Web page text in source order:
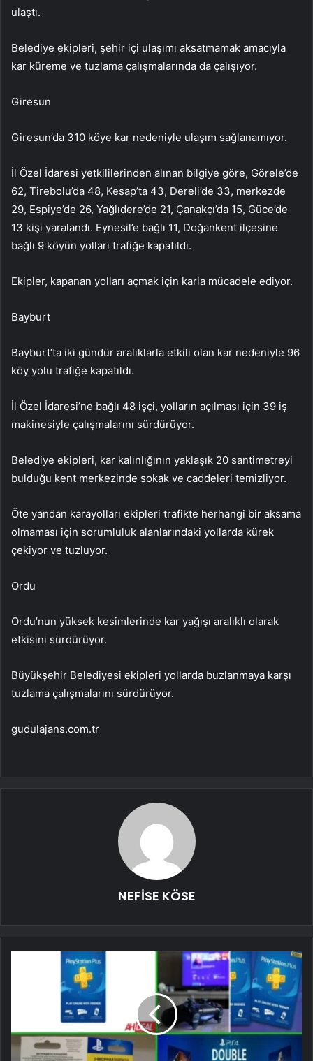
ulaştı.
Belediye ekipleri, şehir içi ulaşımı aksatmamak amacıyla
kar küreme ve tuzlama çalışmalarında da çalışıyor.
Giresun
Giresun’da 310 köye kar nedeniyle ulaşım sağlanamıyor.
İl Özel İdaresi yetkililerinden alınan bilgiye göre, Görele’de
62, Tirebolu’da 48, Kesap’ta 43, Dereli’de 33, merkezde
29, Espiye’de 26, Yağlıdere’de 21, Çanakçı’da 15, Güce’de
13 kişi yaralandı. Eynesil’e bağlı 11, Doğankent ilçesine
bağlı 9 köyün yolları trafiğe kapatıldı.
Ekipler, kapanan yolları açmak için karla mücadele ediyor.
Bayburt
Bayburt’ta iki gündür aralıklarla etkili olan kar nedeniyle 96
köy yolu trafiğe kapatıldı.
İl Özel İdaresi’ne bağlı 48 işçi, yolların açılması için 39 iş
makinesiyle çalışmalarını sürdürüyor.
Belediye ekipleri, kar kalınlığının yaklaşık 20 santimetreyi
bulduğu kent merkezinde sokak ve caddeleri temizliyor.
Öte yandan karayolları ekipleri trafikte herhangi bir aksama
olmaması için sorumluluk alanlarındaki yollarda kürek
çekiyor ve tuzluyor.
Ordu
Ordu’nun yüksek kesimlerinde kar yağışı aralıklı olarak
etkisini sürdürüyor.
Büyükşehir Belediyesi ekipleri yollarda buzlanmaya karşı
tuzlama çalışmalarını sürdürüyor.
gudulajans.com.tr
NEFİSE KÖSE